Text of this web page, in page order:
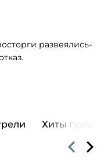
развеялись-
Хиты продаж